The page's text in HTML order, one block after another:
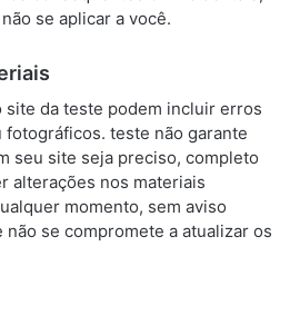
se aplicar a você.
site da teste podem incluir erros
teste não garante
seu site seja preciso, completo
alterações nos materiais
momento, sem aviso
se compromete a atualizar os